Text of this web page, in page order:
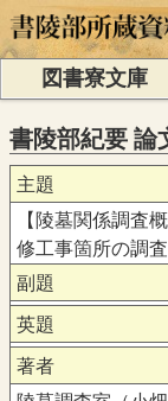
図書寮文庫
書陵部紀要 論
主題
【陵墓関係調査
修工事箇所の調査
副題
英題
著者